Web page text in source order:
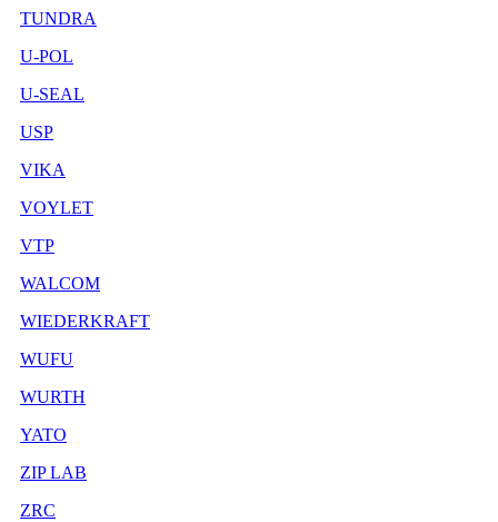
TUNDRA
U-POL
U-SEAL
USP
VIKA
VOYLET
VTP
WALCOM
WIEDERKRAFT
WUFU
WURTH
YATO
ZIP LAB
ZRC